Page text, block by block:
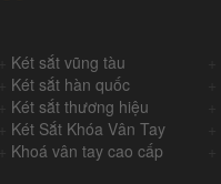
Két sắt vũng tàu
Két sắt hàn quốc
Két sắt thương hiệu
Két Sắt Khóa Vân Tay
Khoá vân tay cao cấp